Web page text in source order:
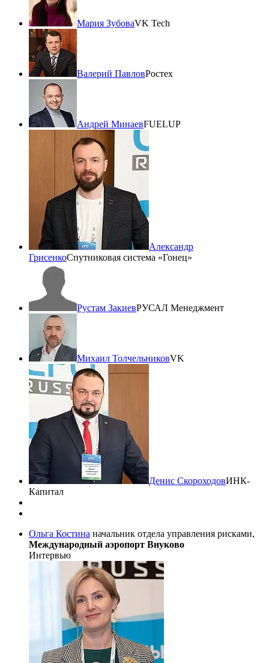
Мария ЗубоваVK Tech
Валерий ПавловРостех
Андрей МинаевFUELUP
Александр
ГрисенкоСпутниковая система «Гонец»
Рустам ЗакиевРУСАЛ Менеджмент
Михаил ТолчельниковVK
Денис СкороходовИНК-
Капитал
Ольга Костина начальник отдела управления рисками,
Международный аэропорт Внуково
Интервью